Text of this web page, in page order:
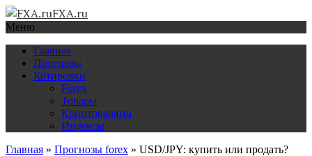
FXA.ru
Меню
Главная
Прогнозы
Котировки
Forex
Товары
Криптовалюта
Индексы
Главная » Прогнозы forex » USD/JPY: купить или продать?